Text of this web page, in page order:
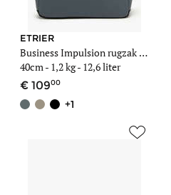
ETRIER
Business Impulsion rugzak 2 compartimenten met 15" laptopvak
40cm - 1,2 kg- 12,6 liter
10900
+1